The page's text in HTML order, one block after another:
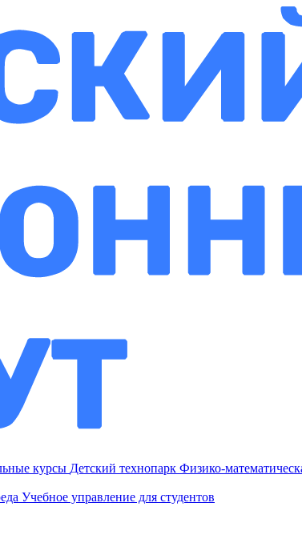
курсы Детский технопарк Физико-
Учебное управление для студентов